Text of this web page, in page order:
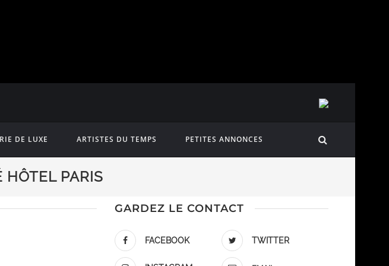
DE LUXE ARTISTES DU TEMPS PETITES ANNONCES
HÔTEL PARIS
GARDEZ LE CONTACT
FACEBOOK TWITTER